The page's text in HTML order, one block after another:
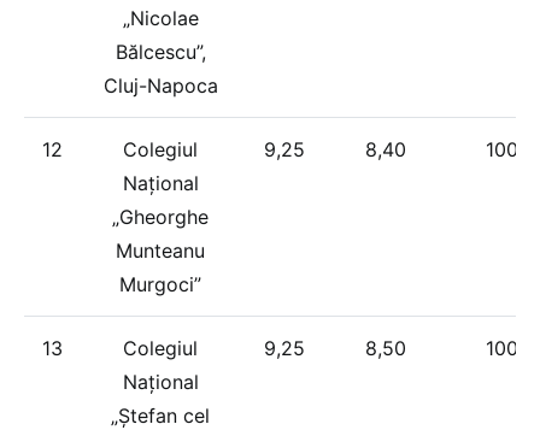
„Nicolae
Bălcescu”,
Cluj-Napoca
12
Colegiul
Național
„Gheorghe
Munteanu
Murgoci”
9,25 8,40 100%
13
Colegiul
Național
„Ștefan cel
9,25 8,50 100%